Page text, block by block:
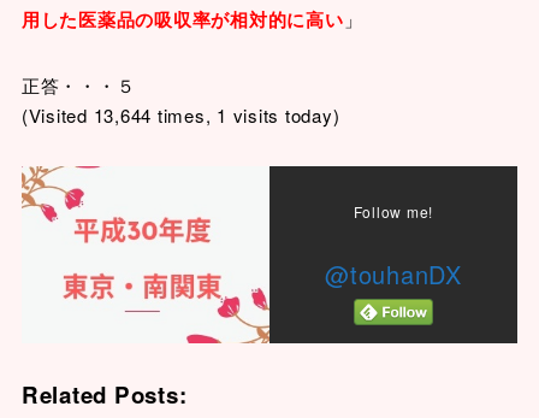
用した医薬品の吸収率が相対的に高い 」
正答・・・５
(Visited 13,644 times, 1 visits today)
Follow me!
@touhanDX
Related Posts: